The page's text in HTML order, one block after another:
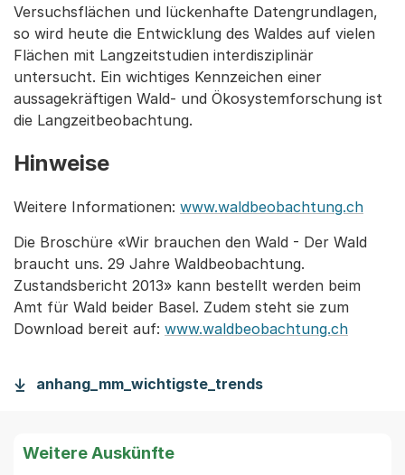
Versuchsflächen und lückenhafte Datengrundlagen,
so wird heute die Entwicklung des Waldes auf vielen
Flächen mit Langzeitstudien interdisziplinär
untersucht. Ein wichtiges Kennzeichen einer
aussagekräftigen Wald- und Ökosystemforschung ist
die Langzeitbeobachtung.
Hinweise
Weitere Informationen: www.waldbeobachtung.ch
Die Broschüre «Wir brauchen den Wald - Der Wald
braucht uns. 29 Jahre Waldbeobachtung.
Zustandsbericht 2013» kann bestellt werden beim
Amt für Wald beider Basel. Zudem steht sie zum
Download bereit auf: www.waldbeobachtung.ch
anhang_mm_wichtigste_trends
Weitere Auskünfte